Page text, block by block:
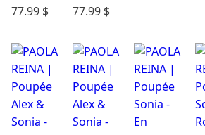
77.99 $
77.99 $